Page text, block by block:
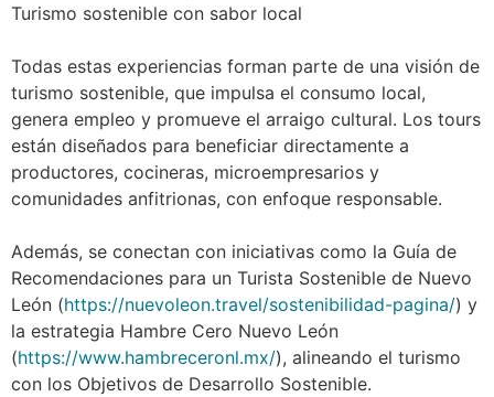
Turismo sostenible con sabor local
Todas estas experiencias forman parte de una visión de
turismo sostenible, que impulsa el consumo local,
genera empleo y promueve el arraigo cultural. Los tours
están diseñados para beneficiar directamente a
productores, cocineras, microempresarios y
comunidades anfitrionas, con enfoque responsable.
Además, se conectan con iniciativas como la Guía de
Recomendaciones para un Turista Sostenible de Nuevo
León (https://nuevoleon.travel/sostenibilidad-pagina/) y
la estrategia Hambre Cero Nuevo León
(https://www.hambreceronl.mx/), alineando el turismo
con los Objetivos de Desarrollo Sostenible.